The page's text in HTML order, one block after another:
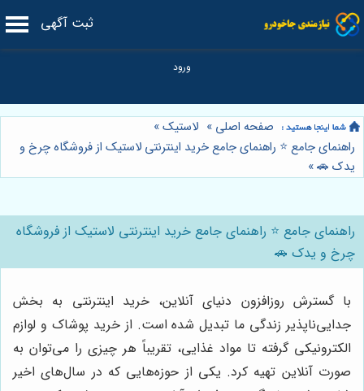
ثبت آگهی
صفحه اصلی » لاستیک»
راهنمای جامع ⭐️ راهنمای جامع خرید اینترنتی لاستیک از فروشگاه چرخ و
یدک 🚗»
راهنمای جامع ⭐️ راهنمای جامع خرید اینترنتی لاستیک از فروشگاه
چرخ و یدک 🚗
با گسترش روزافزون دنیای آنلاین، خرید اینترنتی به بخش
جدایی‌ناپذیر زندگی ما تبدیل شده است. از خرید پوشاک و لوازم
الکترونیکی گرفته تا مواد غذایی، تقریباً هر چیزی را می‌توان به
صورت آنلاین تهیه کرد. یکی از حوزه‌هایی که در سال‌های اخیر